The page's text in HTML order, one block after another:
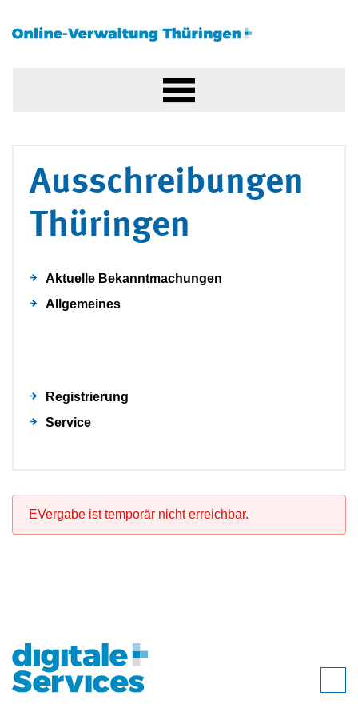
Ausschreibungen
Thüringen
Aktuelle Bekanntmachungen
Allgemeines
Registrierung
Service
EVergabe ist temporär nicht erreichbar.